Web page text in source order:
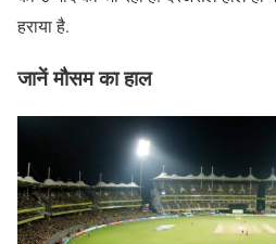
हराया है.
जानें मौसम का हाल